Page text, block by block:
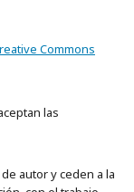
Commons
las
autor y ceden a la